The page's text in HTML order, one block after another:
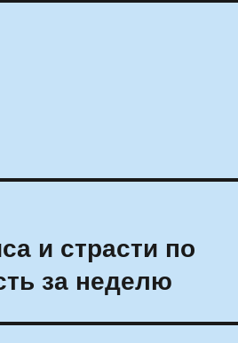
и страсти по
за неделю